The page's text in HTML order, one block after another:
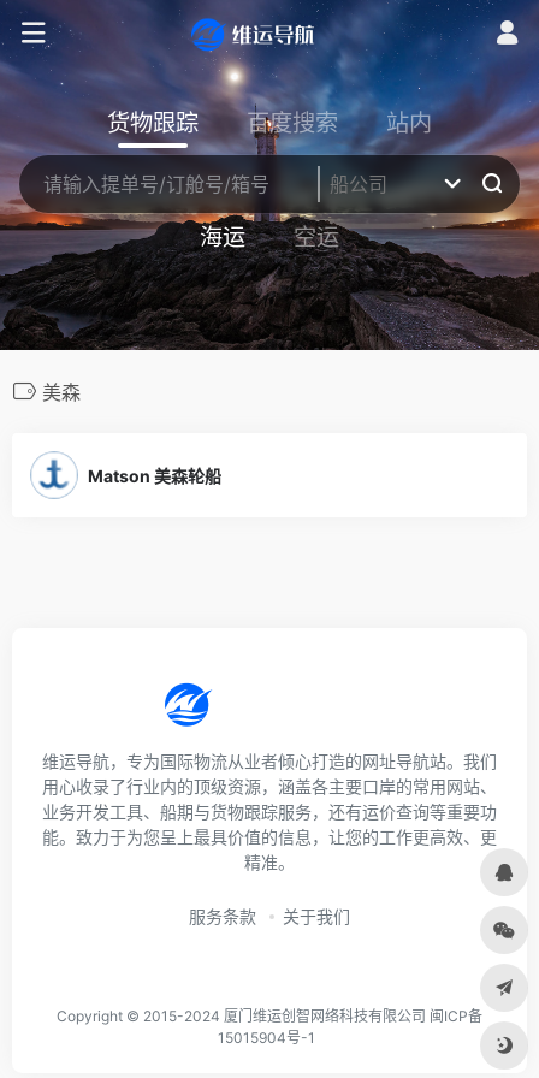
货物跟踪 百度搜索 站内
海运 空运
美森
Matson 美森轮船
维运导航，专为国际物流从业者倾心打造的网址导航站。我们
用心收录了行业内的顶级资源，涵盖各主要口岸的常用网站、
业务开发工具、船期与货物跟踪服务，还有运价查询等重要功
能。致力于为您呈上最具价值的信息，让您的工作更高效、更
精准。
服务条款 关于我们
Copyright © 2015-2024 厦门维运创智网络科技有限公司 闽ICP备
15015904号-1